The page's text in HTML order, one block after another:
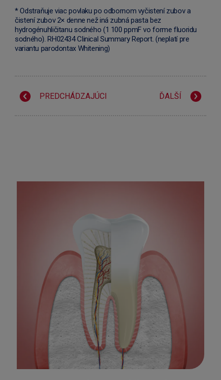
* Odstraňuje viac povlaku po odbornom vyčistení zubov a
čistení zubov 2× denne než iná zubná pasta bez
hydrogénuhličitanu sodného (1 100 ppmF vo forme fluoridu
sodného). RH02434 Clinical Summary Report. (neplatí pre
variantu parodontax Whitening)
PREDCHÁDZAJÚCI ĎALŠÍ